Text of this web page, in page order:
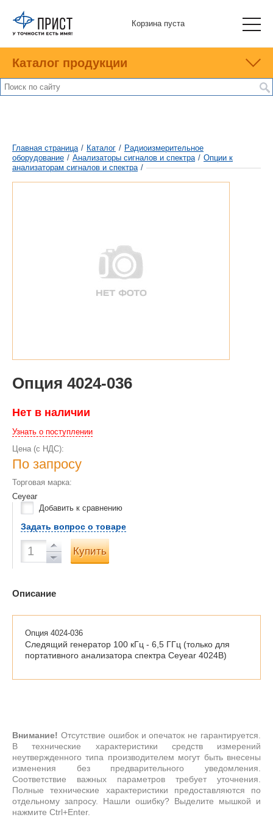
Корзина пуста
Каталог продукции
Главная страница / Каталог / Радиоизмерительное
оборудование / Анализаторы сигналов и спектра / Опции к
анализаторам сигналов и спектра /
Опция 4024-036
Нет в наличии
Узнать о поступлении
Цена (с НДС):
По запросу
Торговая марка:
Ceyear
Добавить к сравнению
Задать вопрос о товаре
Купить
Описание
Опция 4024-036
Следящий генератор 100 кГц - 6,5 ГГц (только для
портативного анализатора спектра Ceyear 4024B)
Внимание! Отсутствие ошибок и опечаток не гарантируется.
В технические характеристики средств измерений
неутвержденного типа производителем могут быть внесены
изменения без предварительного уведомления.
Соответствие важных параметров требует уточнения.
Полные технические характеристики предоставляются по
отдельному запросу. Нашли ошибку? Выделите мышкой и
нажмите Ctrl+Enter.